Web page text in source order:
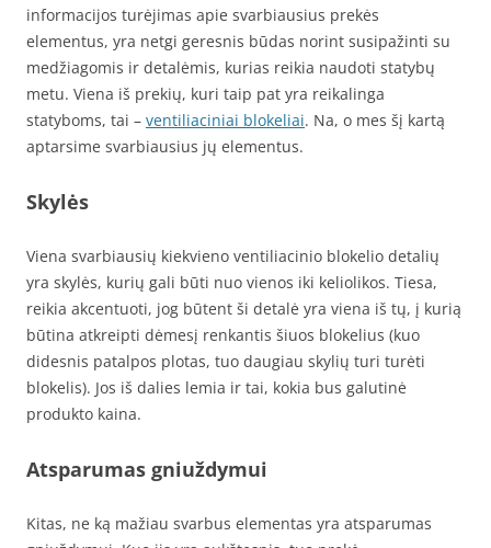
informacijos turėjimas apie svarbiausius prekės
elementus, yra netgi geresnis būdas norint susipažinti su
medžiagomis ir detalėmis, kurias reikia naudoti statybų
metu. Viena iš prekių, kuri taip pat yra reikalinga
statyboms, tai – ventiliaciniai blokeliai. Na, o mes šį kartą
aptarsime svarbiausius jų elementus.
Skylės
Viena svarbiausių kiekvieno ventiliacinio blokelio detalių
yra skylės, kurių gali būti nuo vienos iki keliolikos. Tiesa,
reikia akcentuoti, jog būtent ši detalė yra viena iš tų, į kurią
būtina atkreipti dėmesį renkantis šiuos blokelius (kuo
didesnis patalpos plotas, tuo daugiau skylių turi turėti
blokelis). Jos iš dalies lemia ir tai, kokia bus galutinė
produkto kaina.
Atsparumas gniuždymui
Kitas, ne ką mažiau svarbus elementas yra atsparumas